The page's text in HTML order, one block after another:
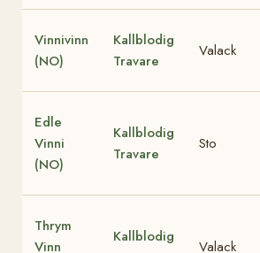
Vinnivinn
(NO)
Kallblodig
Travare
Valack
Edle
Vinni
(NO)
Kallblodig
Travare
Sto
Thrym
Vinn
Kallblodig
Valack